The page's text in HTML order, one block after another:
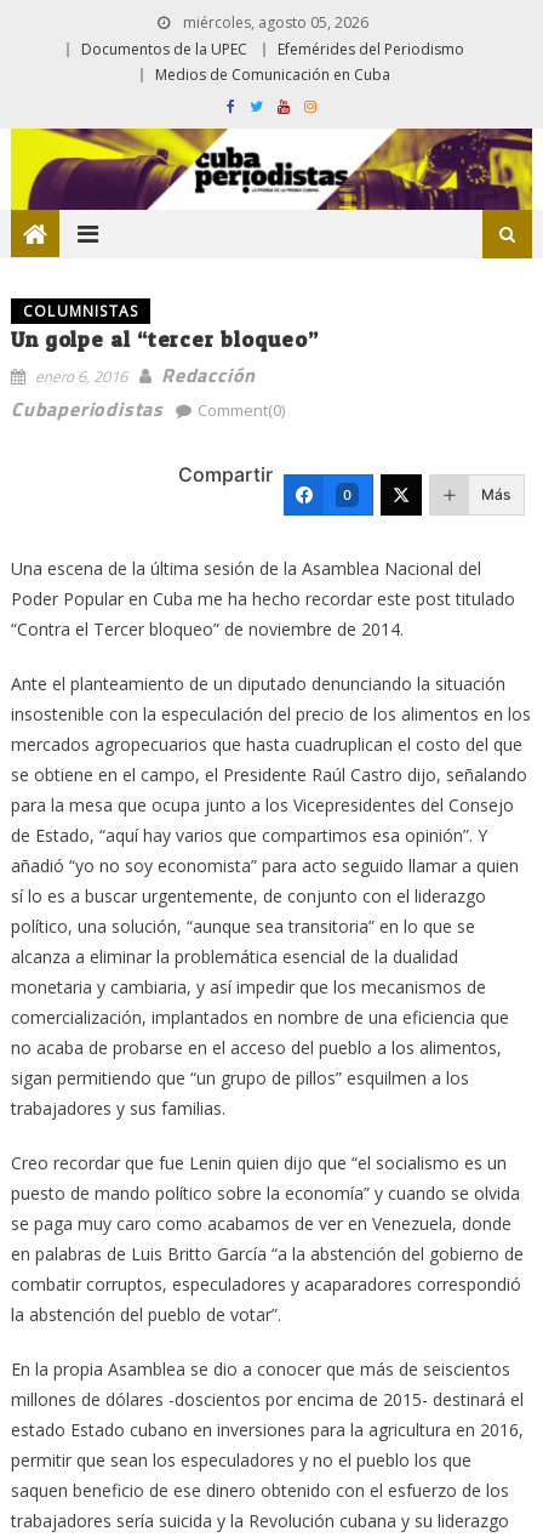
miércoles, agosto 05, 2026
Documentos de la UPEC
Efemérides del Periodismo
Medios de Comunicación en Cuba
COLUMNISTAS
Un golpe al “tercer bloqueo”
enero 6, 2016
Redacción
Cubaperiodistas
Comment(0)
Compartir
0 Más
Una escena de la última sesión de la Asamblea Nacional del
Poder Popular en Cuba me ha hecho recordar este post titulado
“Contra el Tercer bloqueo” de noviembre de 2014.
Ante el planteamiento de un diputado denunciando la situación
insostenible con la especulación del precio de los alimentos en los
mercados agropecuarios que hasta cuadruplican el costo del que
se obtiene en el campo, el Presidente Raúl Castro dijo, señalando
para la mesa que ocupa junto a los Vicepresidentes del Consejo
de Estado, “aquí hay varios que compartimos esa opinión”. Y
añadió “yo no soy economista” para acto seguido llamar a quien
sí lo es a buscar urgentemente, de conjunto con el liderazgo
político, una solución, “aunque sea transitoria” en lo que se
alcanza a eliminar la problemática esencial de la dualidad
monetaria y cambiaria, y así impedir que los mecanismos de
comercialización, implantados en nombre de una eficiencia que
no acaba de probarse en el acceso del pueblo a los alimentos,
sigan permitiendo que “un grupo de pillos” esquilmen a los
trabajadores y sus familias.
Creo recordar que fue Lenin quien dijo que “el socialismo es un
puesto de mando político sobre la economía” y cuando se olvida
se paga muy caro como acabamos de ver en Venezuela, donde
en palabras de Luis Britto García “a la abstención del gobierno de
combatir corruptos, especuladores y acaparadores correspondió
la abstención del pueblo de votar”.
En la propia Asamblea se dio a conocer que más de seiscientos
millones de dólares -doscientos por encima de 2015- destinará el
estado Estado cubano en inversiones para la agricultura en 2016,
permitir que sean los especuladores y no el pueblo los que
saquen beneficio de ese dinero obtenido con el esfuerzo de los
trabajadores sería suicida y la Revolución cubana y su liderazgo